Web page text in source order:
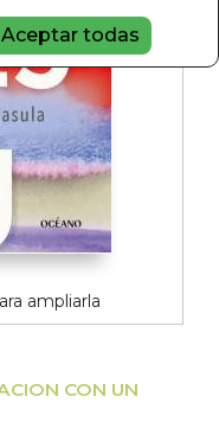
Aceptar todas
ampliarla
CON UN